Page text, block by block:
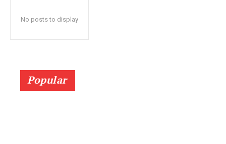
No posts to display
Popular